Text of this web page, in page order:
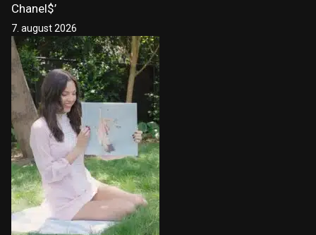
Chanel$’
7. august 2026